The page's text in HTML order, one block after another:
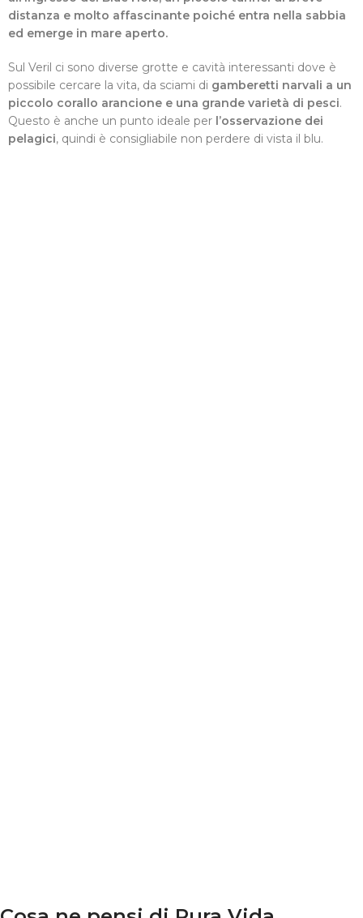
distanza e molto affascinante poiché entra nella sabbia
ed emerge in mare aperto.
Sul Veril ci sono diverse grotte e cavità interessanti dove è
possibile cercare la vita, da sciami di gamberetti narvali a un
piccolo corallo arancione e una grande varietà di pesci.
Questo è anche un punto ideale per l’osservazione dei
pelagici, quindi è consigliabile non perdere di vista il blu.